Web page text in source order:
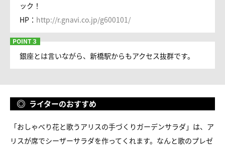
ック！
HP： http://r.gnavi.co.jp/g600101/
銀座とは言いながら、新橋駅からもアクセス抜群です。
ライターのおすすめ
「おしゃべり花と歌うアリスの手づくりガーデンサラダ」は、ア
リスが席でシーザーサラダを作ってくれます。なんと歌のプレゼ